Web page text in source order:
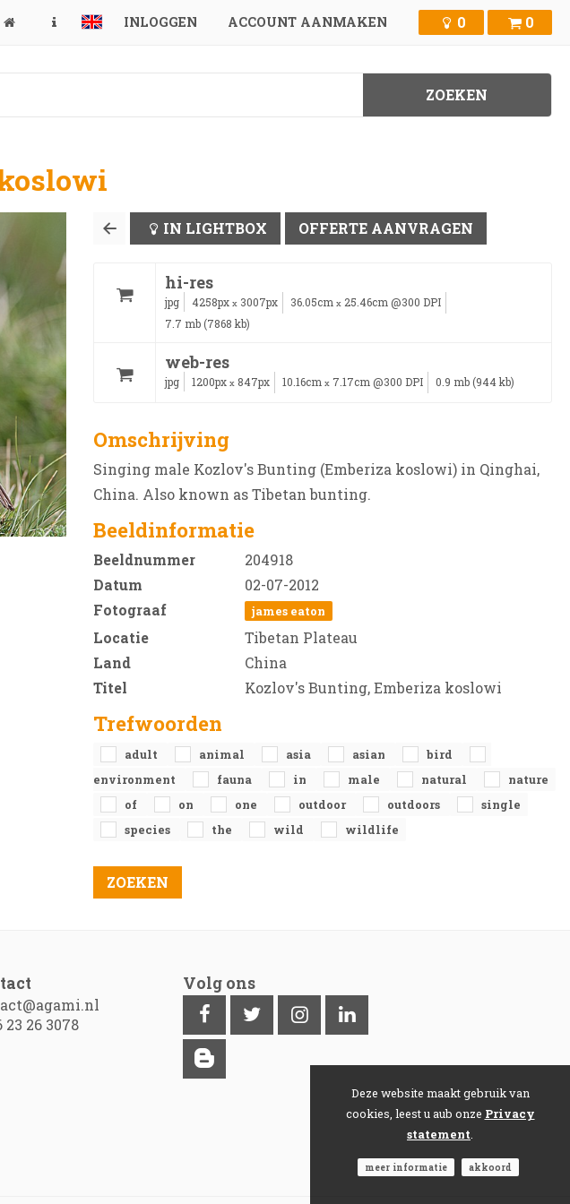
INLOGGEN ACCOUNT AANMAKEN 0 0
IN LIGHTBOX OFFERTE AANVRAGEN
hi-res
jpg 4258px x 3007px 36.05cm x 25.46cm @300 DPI
7.7 mb (7868 kb)
web-res
jpg 1200px x 847px 10.16cm x 7.17cm @300 DPI 0.9 mb (944 kb)
Omschrijving
Singing male Kozlov's Bunting (Emberiza koslowi) in Qinghai,
China. Also known as Tibetan bunting.
Beeldinformatie
Beeldnummer
204918
Datum
02-07-2012
Fotograaf
james eaton
Locatie
Tibetan Plateau
Land
China
Titel
Kozlov's Bunting, Emberiza koslowi
Trefwoorden
adult animal asia asian
bird
environment
fauna in male natural
nature
of
on one outdoor outdoors
single
species
the wild wildlife
23 26 3078
Volg ons
Deze website maakt gebruik van
cookies, leest u aub onze Privacy
statement
meer informatie akkoord